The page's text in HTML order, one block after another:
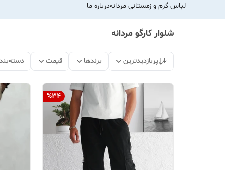
لباس گرم و زمستانی مردانهدرباره ما
شلوار کارگو مردانه
پربازدیدترین برندها قیمت
%34